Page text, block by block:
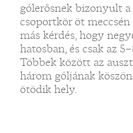
gólerősnek bizonyult
csoportkör öt
más kérdés, hogy
hatosban, és csak az
Többek között az
három góljának
ötödik hely.